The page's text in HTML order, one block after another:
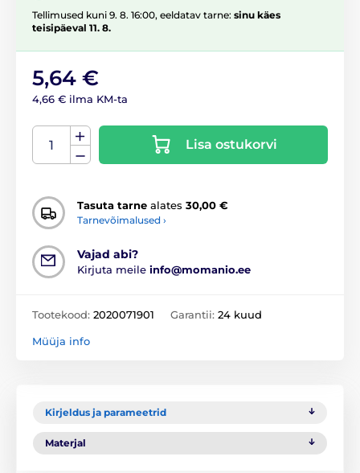
Tellimused kuni 9. 8. 16:00, eeldatav tarne: sinu käes
teisipäeval 11. 8.
5,64 €
4,66 € ilma KM-ta
Lisa ostukorvi
Tasuta tarne alates 30,00 €
Tarnevõimalused ›
Vajad abi?
Kirjuta meile info@momanio.ee
Tootekood: 2020071901 Garantii: 24 kuud
Müüja info
Kirjeldus ja parameetrid
Materjal